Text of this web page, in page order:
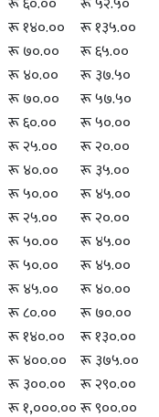
रू १४०.००
रू १३५.००
रू ७०.००
रू ६५.००
रू ४०.००
रू ३७.५०
रू ७०.००
रू ५७.५०
रू ६०.००
रू ५०.००
रू २५.००
रू २०.००
रू ४०.००
रू ३५.००
रू ५०.००
रू ४५.००
रू २५.००
रू २०.००
रू ५०.००
रू ४५.००
रू ५०.००
रू ४५.००
रू ४५.००
रू ४०.००
रू ८०.००
रू ७०.००
रू १४०.००
रू १३०.००
रू ४००.०० रू ३७५.००
रू ३००.००
रू २९०.००
रू १,०००.००रू ९००.००